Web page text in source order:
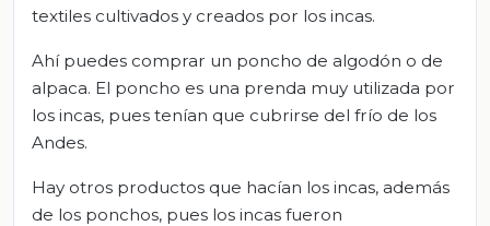
textiles cultivados y creados por los incas.
Ahí puedes comprar un poncho de algodón o de
alpaca. El poncho es una prenda muy utilizada por
los incas, pues tenían que cubrirse del frío de los
Andes.
Hay otros productos que hacían los incas, además
de los ponchos, pues los incas fueron